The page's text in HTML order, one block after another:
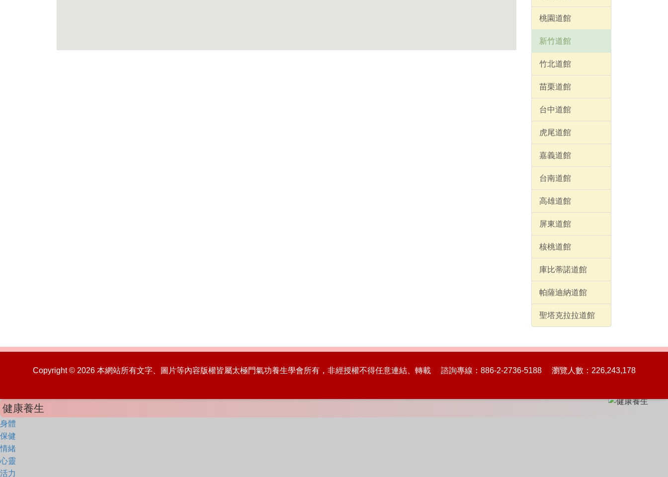
桃園道館
新竹道館
竹北道館
苗栗道館
台中道館
虎尾道館
嘉義道館
台南道館
高雄道館
屏東道館
核桃道館
庫比蒂諾道館
帕薩迪納道館
聖塔克拉拉道館
Copyright © 2026 本網站所有文字、圖片等內容版權皆屬太極門氣功養生學會所有，非經授權不得任意連結、轉載 諮詢專線：886-2-2736-5188 瀏覽人數：226,243,178
健康養生
身體
保健
情緒
心靈
活力